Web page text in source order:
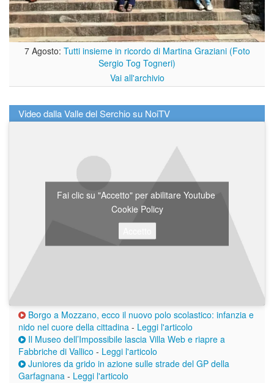
7 Agosto: Tutti insieme in ricordo di Martina Graziani (Foto
Sergio Tog Togneri)
Vai all'archivio
Video dalla Valle del Serchio su NoiTV
Fai clic su "Accetto" per abilitare Youtube
Cookie Policy
Borgo a Mozzano, ecco il nuovo polo scolastico: infanzia e
nido nel cuore della cittadina - Leggi l'articolo
Il Museo dell’Impossibile lascia Villa Web e riapre a
Fabbriche di Vallico - Leggi l'articolo
Juniores da grido in azione sulle strade del GP della
Garfagnana - Leggi l'articolo